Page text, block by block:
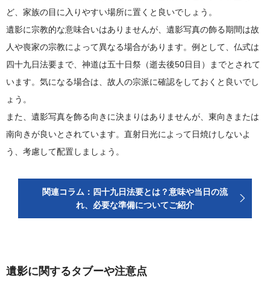
ど、家族の目に入りやすい場所に置くと良いでしょう。
遺影に宗教的な意味合いはありませんが、遺影写真の飾る期間は故
人や喪家の宗教によって異なる場合があります。例として、仏式は
四十九日法要まで、神道は五十日祭（逝去後50日目）までとされて
います。気になる場合は、故人の宗派に確認をしておくと良いでし
ょう。
また、遺影写真を飾る向きに決まりはありませんが、東向きまたは
南向きが良いとされています。直射日光によって日焼けしないよ
う、考慮して配置しましょう。
関連コラム：四十九日法要とは？意味や当日の流
れ、必要な準備についてご紹介
遺影に関するタブーや注意点